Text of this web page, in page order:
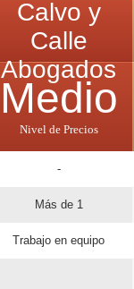
Calvo y
Calle
Abogados
Medio
Nivel de Precios
-
Más de 1
Trabajo en equipo